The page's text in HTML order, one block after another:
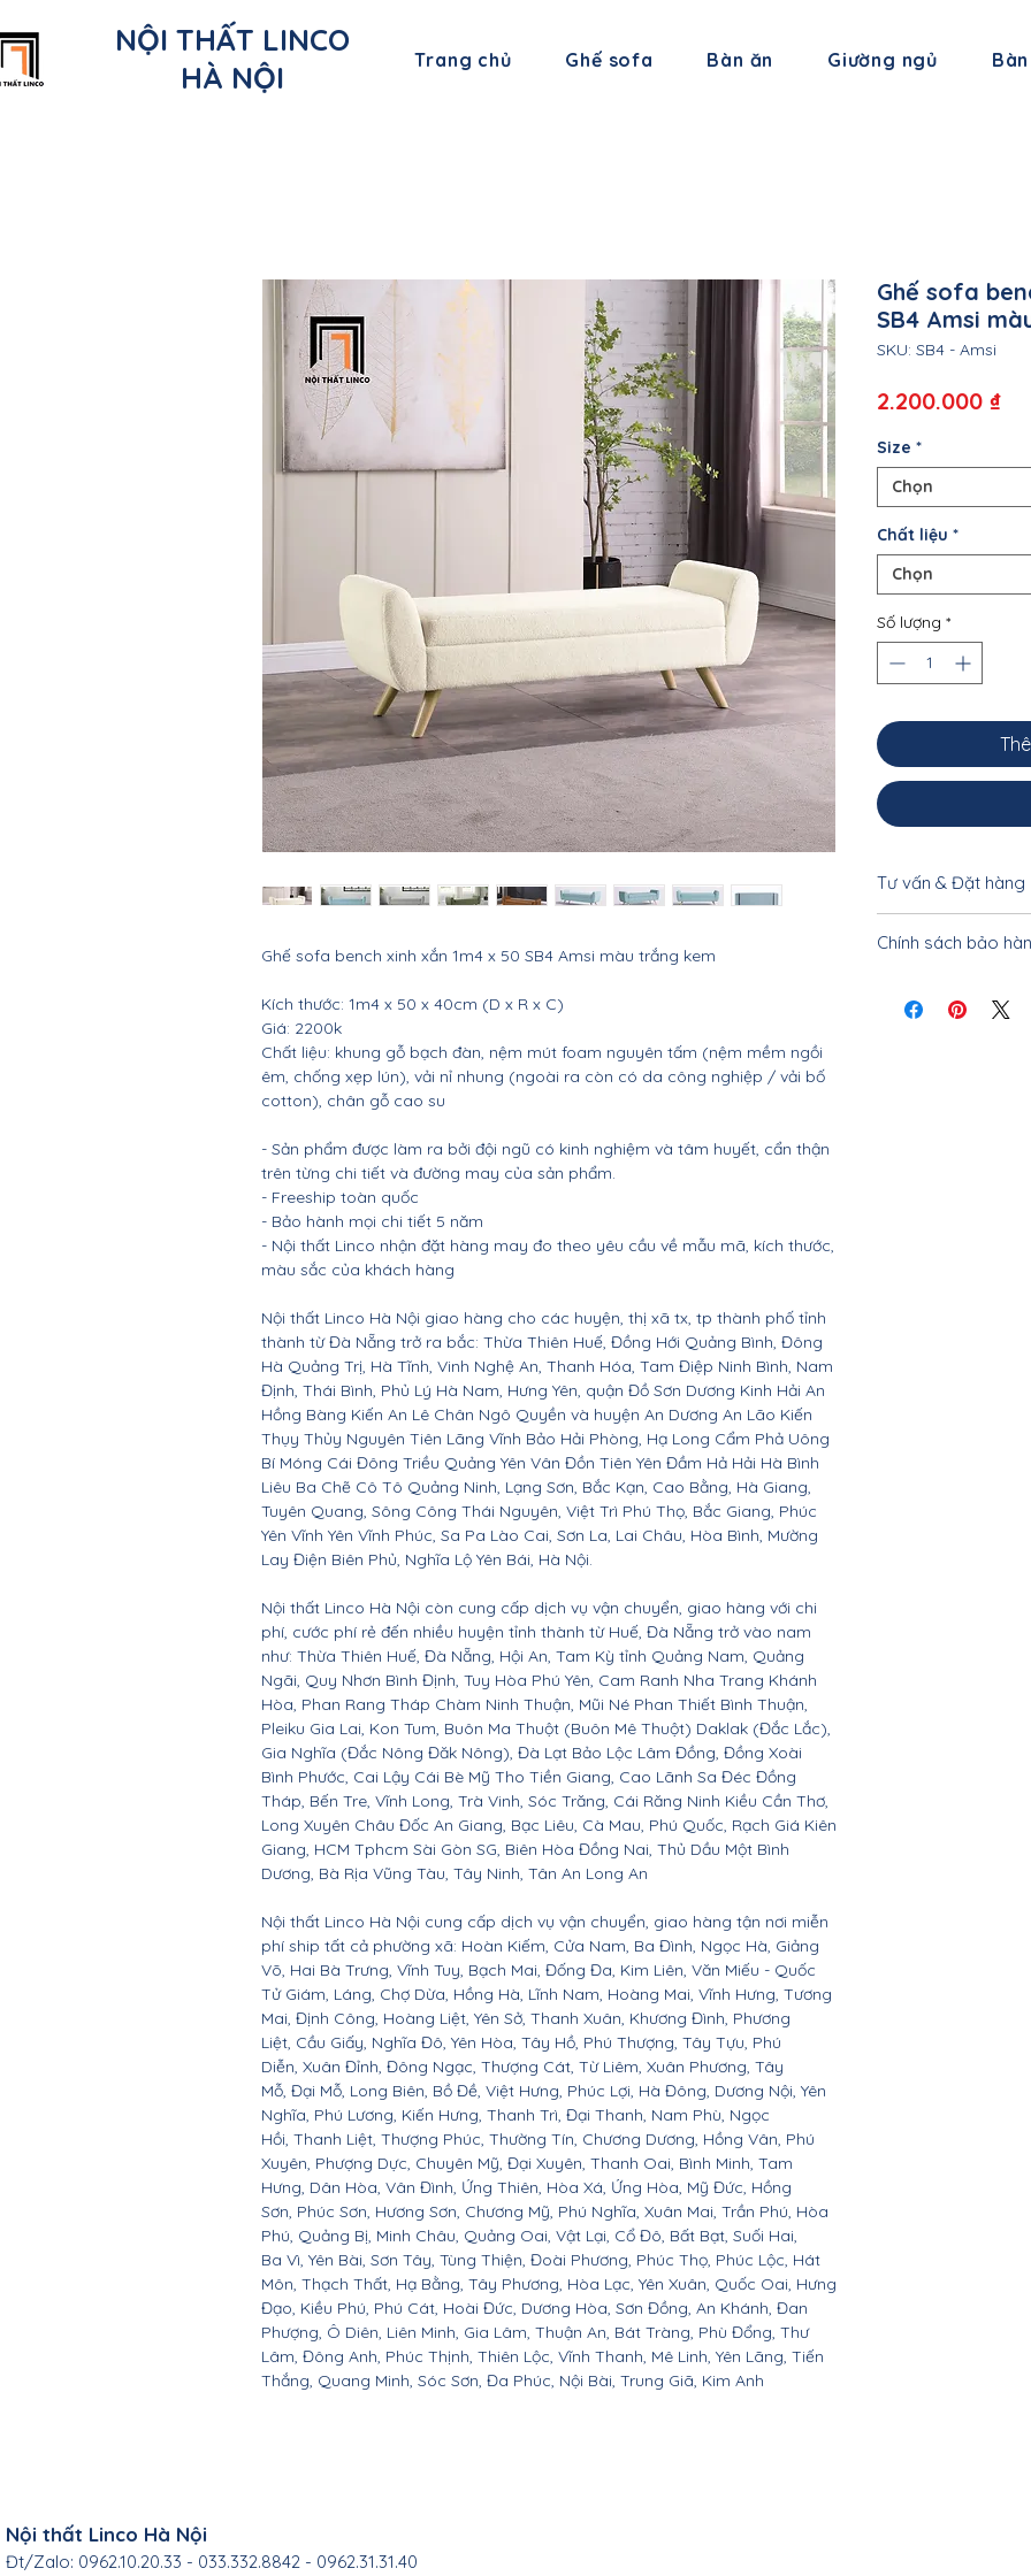
NỘI THẤT LINCO
HÀ NỘI
Trang chủ Ghế sofa Bàn ăn Giường ngủ
Ghế sofa bench xinh xắn 1m4 x 50 SB4 Amsi màu trắng kem
Kích thước: 1m4 x 50 x 40cm (D x R x C)
Giá: 2200k
Chất liệu: khung gỗ bạch đàn, nệm mút foam nguyên tấm (nệm mềm ngồi
êm, chống xẹp lún), vải nỉ nhung (ngoài ra còn có da công nghiệp / vải bố
cotton), chân gỗ cao su
- Sản phẩm được làm ra bởi đội ngũ có kinh nghiệm và tâm huyết, cẩn thận
trên từng chi tiết và đường may của sản phẩm.
- Freeship toàn quốc
- Bảo hành mọi chi tiết 5 năm
- Nội thất Linco nhận đặt hàng may đo theo yêu cầu về mẫu mã, kích thước,
màu sắc của khách hàng
Nội thất Linco Hà Nội giao hàng cho các huyện, thị xã tx, tp thành phố tỉnh
thành từ Đà Nẵng trở ra bắc: Thừa Thiên Huế, Đồng Hới Quảng Bình, Đông
Hà Quảng Trị, Hà Tĩnh, Vinh Nghệ An, Thanh Hóa, Tam Điệp Ninh Bình, Nam
Định, Thái Bình, Phủ Lý Hà Nam, Hưng Yên, quận Đồ Sơn Dương Kinh Hải An
Hồng Bàng Kiến An Lê Chân Ngô Quyền và huyện An Dương An Lão Kiến
Thụy Thủy Nguyên Tiên Lãng Vĩnh Bảo Hải Phòng, Hạ Long Cẩm Phả Uông
Bí Móng Cái Đông Triều Quảng Yên Vân Đồn Tiên Yên Đầm Hả Hải Hà Bình
Liêu Ba Chẽ Cô Tô Quảng Ninh, Lạng Sơn, Bắc Kạn, Cao Bằng, Hà Giang,
Tuyên Quang, Sông Công Thái Nguyên, Việt Trì Phú Thọ, Bắc Giang, Phúc
Yên Vĩnh Yên Vĩnh Phúc, Sa Pa Lào Cai, Sơn La, Lai Châu, Hòa Bình, Mường
Lay Điện Biên Phủ, Nghĩa Lộ Yên Bái, Hà Nội.
Nội thất Linco Hà Nội còn cung cấp dịch vụ vận chuyển, giao hàng với chi
phí, cước phí rẻ đến nhiều huyện tỉnh thành từ Huế, Đà Nẵng trở vào nam
như: Thừa Thiên Huế, Đà Nẵng, Hội An, Tam Kỳ tỉnh Quảng Nam, Quảng
Ngãi, Quy Nhơn Bình Định, Tuy Hòa Phú Yên, Cam Ranh Nha Trang Khánh
Hòa, Phan Rang Tháp Chàm Ninh Thuận, Mũi Né Phan Thiết Bình Thuận,
Pleiku Gia Lai, Kon Tum, Buôn Ma Thuột (Buôn Mê Thuột) Daklak (Đắc Lắc),
Gia Nghĩa (Đắc Nông Đăk Nông), Đà Lạt Bảo Lộc Lâm Đồng, Đồng Xoài
Bình Phước, Cai Lậy Cái Bè Mỹ Tho Tiền Giang, Cao Lãnh Sa Đéc Đồng
Tháp, Bến Tre, Vĩnh Long, Trà Vinh, Sóc Trăng, Cái Răng Ninh Kiều Cần Thơ,
Long Xuyên Châu Đốc An Giang, Bạc Liêu, Cà Mau, Phú Quốc, Rạch Giá Kiên
Giang, HCM Tphcm Sài Gòn SG, Biên Hòa Đồng Nai, Thủ Dầu Một Bình
Dương, Bà Rịa Vũng Tàu, Tây Ninh, Tân An Long An
Nội thất Linco Hà Nội cung cấp dịch vụ vận chuyển, giao hàng tận nơi miễn
phí ship tất cả phường xã: Hoàn Kiếm, Cửa Nam, Ba Đình, Ngọc Hà, Giảng
Võ, Hai Bà Trưng, Vĩnh Tuy, Bạch Mai, Đống Đa, Kim Liên, Văn Miếu - Quốc
Tử Giám, Láng, Chợ Dừa, Hồng Hà, Lĩnh Nam, Hoàng Mai, Vĩnh Hưng, Tương
Mai, Định Công, Hoàng Liệt, Yên Sở, Thanh Xuân, Khương Đình, Phương
Liệt, Cầu Giấy, Nghĩa Đô, Yên Hòa, Tây Hồ, Phú Thượng, Tây Tựu, Phú
Diễn, Xuân Đỉnh, Đông Ngạc, Thượng Cát, Từ Liêm, Xuân Phương, Tây
Mỗ, Đại Mỗ, Long Biên, Bồ Đề, Việt Hưng, Phúc Lợi, Hà Đông, Dương Nội, Yên
Nghĩa, Phú Lương, Kiến Hưng, Thanh Trì, Đại Thanh, Nam Phù, Ngọc
Hồi, Thanh Liệt, Thượng Phúc, Thường Tín, Chương Dương, Hồng Vân, Phú
Xuyên, Phượng Dực, Chuyên Mỹ, Đại Xuyên, Thanh Oai, Bình Minh, Tam
Hưng, Dân Hòa, Vân Đình, Ứng Thiên, Hòa Xá, Ứng Hòa, Mỹ Đức, Hồng
Sơn, Phúc Sơn, Hương Sơn, Chương Mỹ, Phú Nghĩa, Xuân Mai, Trần Phú, Hòa
Phú, Quảng Bị, Minh Châu, Quảng Oai, Vật Lại, Cổ Đô, Bất Bạt, Suối Hai,
Ba Vì, Yên Bài, Sơn Tây, Tùng Thiện, Đoài Phương, Phúc Thọ, Phúc Lộc, Hát
Môn, Thạch Thất, Hạ Bằng, Tây Phương, Hòa Lạc, Yên Xuân, Quốc Oai, Hưng
Đạo, Kiều Phú, Phú Cát, Hoài Đức, Dương Hòa, Sơn Đồng, An Khánh, Đan
Phượng, Ô Diên, Liên Minh, Gia Lâm, Thuận An, Bát Tràng, Phù Đổng, Thư
Lâm, Đông Anh, Phúc Thịnh, Thiên Lộc, Vĩnh Thanh, Mê Linh, Yên Lãng, Tiến
Thắng, Quang Minh, Sóc Sơn, Đa Phúc, Nội Bài, Trung Giã, Kim Anh
Ghế sofa
SB4 Amsi
SKU: SB4 - Amsi
2.200.000 ₫Giá
Size *
Chọn
Chất liệu *
Chọn
Số lượng *
Tư vấn & Đặt hàng
khách vui lòng liên
Chính sách bảo
Nội thất Linco Hà Nội
Đt/Zalo: 0962.10.20.33 - 033.332.8842 - 0962.31.31.40